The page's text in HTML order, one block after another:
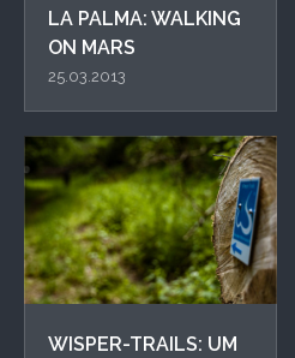
LA PALMA: WALKING
ON MARS
25.03.2013
WISPER-TRAILS: UM